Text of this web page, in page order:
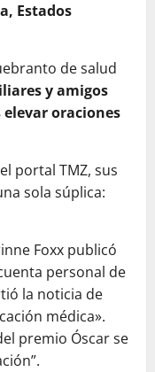
Estados
de salud
y amigos
oraciones
portal TMZ, sus
sola súplica:
Foxx publicó
personal de
la noticia de
médica».
premio Óscar se